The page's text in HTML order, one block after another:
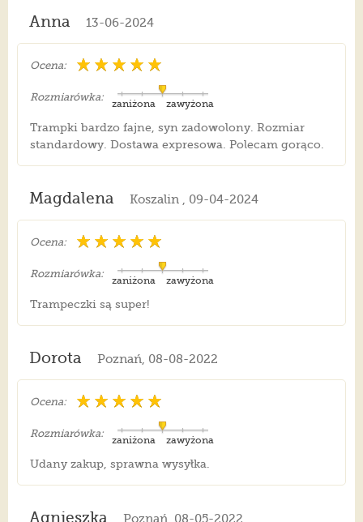
Anna 13-06-2024
Ocena:
Rozmiarówka:
zawyżona
zaniżona
Trampki bardzo fajne, syn zadowolony. Rozmiar
standardowy. Dostawa expresowa. Polecam gorąco.
Magdalena Koszalin , 09-04-2024
Ocena:
Rozmiarówka:
zawyżona
zaniżona
Trampeczki są super!
Dorota Poznań, 08-08-2022
Ocena:
Rozmiarówka:
zawyżona
zaniżona
Udany zakup, sprawna wysyłka.
Agnieszka Poznań, 08-05-2022